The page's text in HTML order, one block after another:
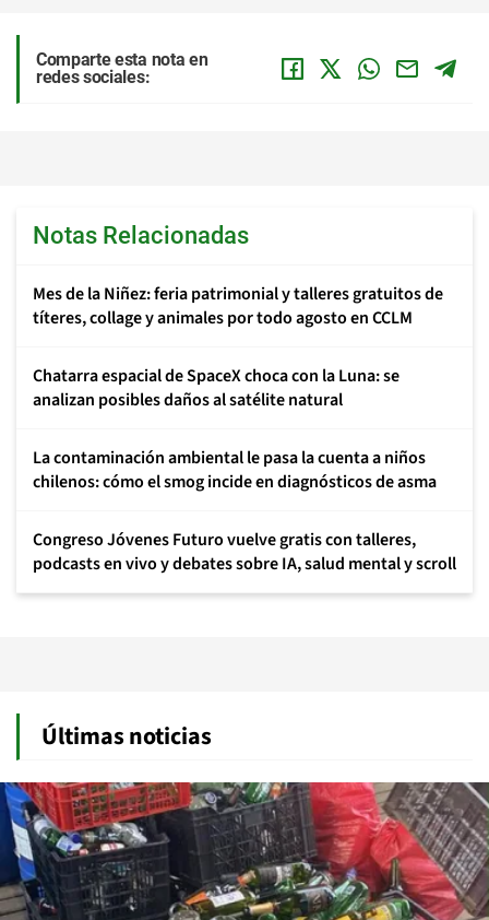
Comparte esta nota en
redes sociales:
Notas Relacionadas
Mes de la Niñez: feria patrimonial y talleres gratuitos de
títeres, collage y animales por todo agosto en CCLM
Chatarra espacial de SpaceX choca con la Luna: se
analizan posibles daños al satélite natural
La contaminación ambiental le pasa la cuenta a niños
chilenos: cómo el smog incide en diagnósticos de asma
Congreso Jóvenes Futuro vuelve gratis con talleres,
podcasts en vivo y debates sobre IA, salud mental y scroll
Últimas noticias